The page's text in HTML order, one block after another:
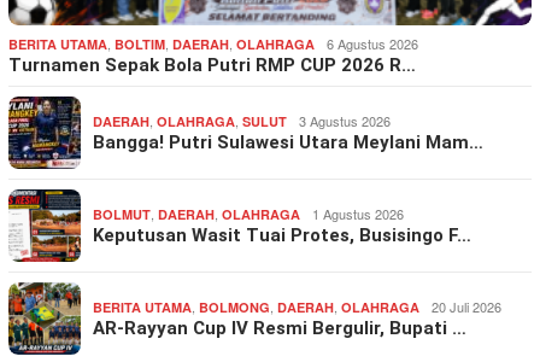
BERITA UTAMA BOLTIM DAERAH OLAHRAGA 6 Agustus 2026
Turnamen Sepak Bola Putri RMP CUP 2026 R…
DAERAH OLAHRAGA SULUT 3 Agustus 2026
Bangga! Putri Sulawesi Utara Meylani Mam…
BOLMUT DAERAH OLAHRAGA 1 Agustus 2026
Keputusan Wasit Tuai Protes, Busisingo F…
BERITA UTAMA BOLMONG DAERAH OLAHRAGA 20 Juli 2026
AR-Rayyan Cup IV Resmi Bergulir, Bupati …